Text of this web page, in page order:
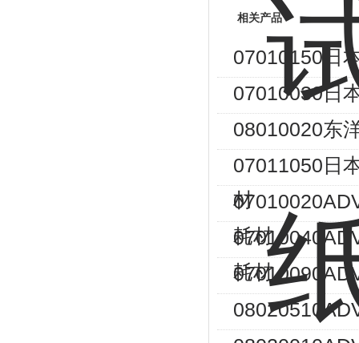
相关产品
07010150日
07010030日
08010020东
07011050日
材
耗材
耗材